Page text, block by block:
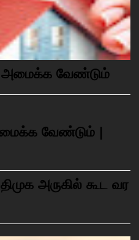
அமைக்க வேண்டும்
வேண்டும் |
அருகில் கூட வர